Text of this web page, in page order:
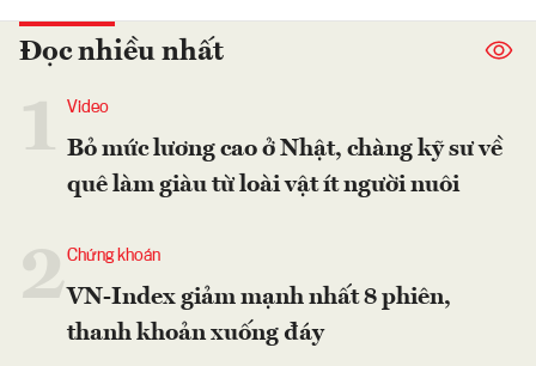
Đọc nhiều nhất
Video
Bỏ mức lương cao ở Nhật, chàng kỹ sư về
quê làm giàu từ loài vật ít người nuôi
2Chứng khoán
VN-Index giảm mạnh nhất 8 phiên,
thanh khoản xuống đáy